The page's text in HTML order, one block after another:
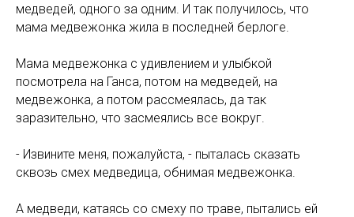
медведей, одного за одним. И так получилось, что
мама медвежонка жила в последней берлоге.
Мама медвежонка с удивлением и улыбкой
посмотрела на Ганса, потом на медведей, на
медвежонка, а потом рассмеялась, да так
заразительно, что засмеялись все вокруг.
- Извините меня, пожалуйста, - пыталась сказать
сквозь смех медведица, обнимая медвежонка.
А медведи, катаясь со смеху по траве, пытались ей